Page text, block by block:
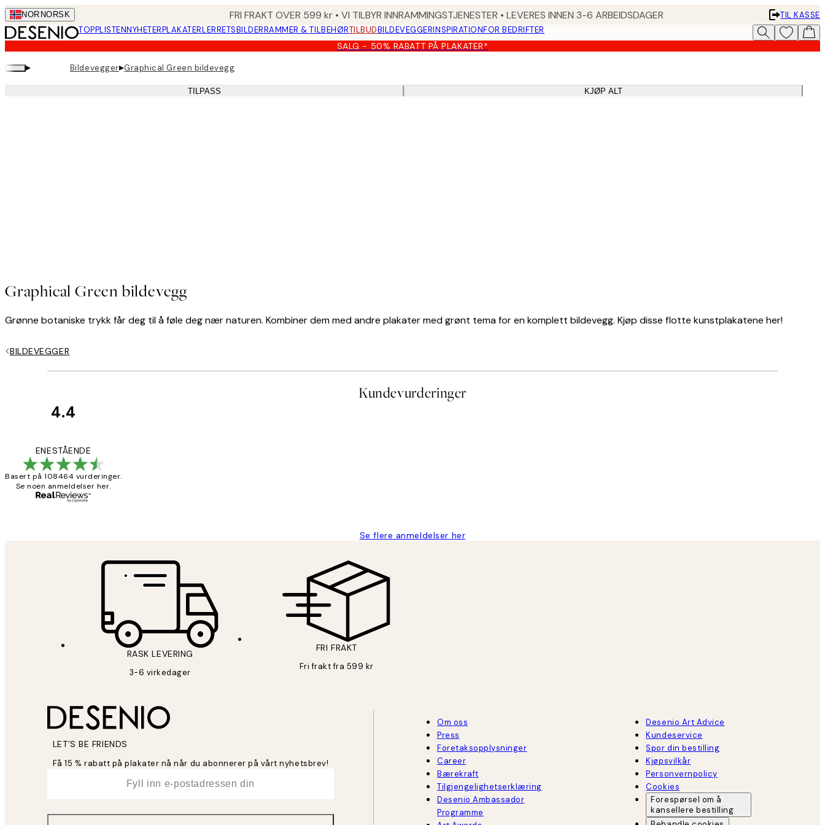
Skip
to
main
content.
NOR NORSK FRI FRAKT OVER 599 kr • VI TILBYR INNRAMMINGSTJENESTER • LEVERES INNEN 3-6 ARBEIDSDAGER
TIL KASSE
TOPPLISTENNYHETERPLAKATERLERRETSBILDERRAMMER & TILBEHØRTILBUDBILDEVEGGERINSPIRATIONFOR BEDRIFTER
SALG - 50% RABATT PÅ PLAKATER*
▸ Bildevegger▸Graphical Green bildevegg
TILPASS KJØP ALT
Graphical Green bildevegg
Grønne botaniske trykk får deg til å føle deg nær naturen. Kombiner dem med andre plakater med grønt tema for en komplett bildevegg. Kjøp disse flotte kunstplakatene her!
BILDEVEGGER
Kundevurderinger
4.4
ENESTÅENDE
Basert på 108464 vurderinger.
Se noen anmeldelser her.
Se flere anmeldelser her
RASK LEVERING
3-6 virkedager
FRI FRAKT
Fri frakt fra 599 kr
LET’S BE FRIENDS
Få 15 % rabatt på plakater nå når du abonnerer på vårt nyhetsbrev!
Om oss
Press
Foretaksopplysninger
Career
Bærekraft
Tilgjengelighetserklæring
Desenio Ambassador
Programme
Desenio Art Advice
Kundeservice
Spor din bestilling
Kjøpsvilkår
Personvernpolicy
Cookies
Forespørsel om å
kansellere bestilling